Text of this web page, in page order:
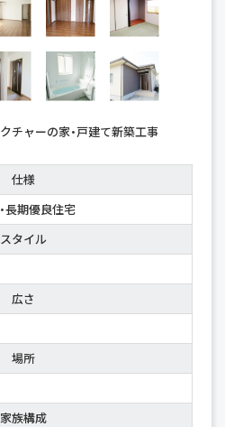
チャーの家・戸建て新築工事
仕様
長期優良住宅
スタイル
広さ
場所
家族構成